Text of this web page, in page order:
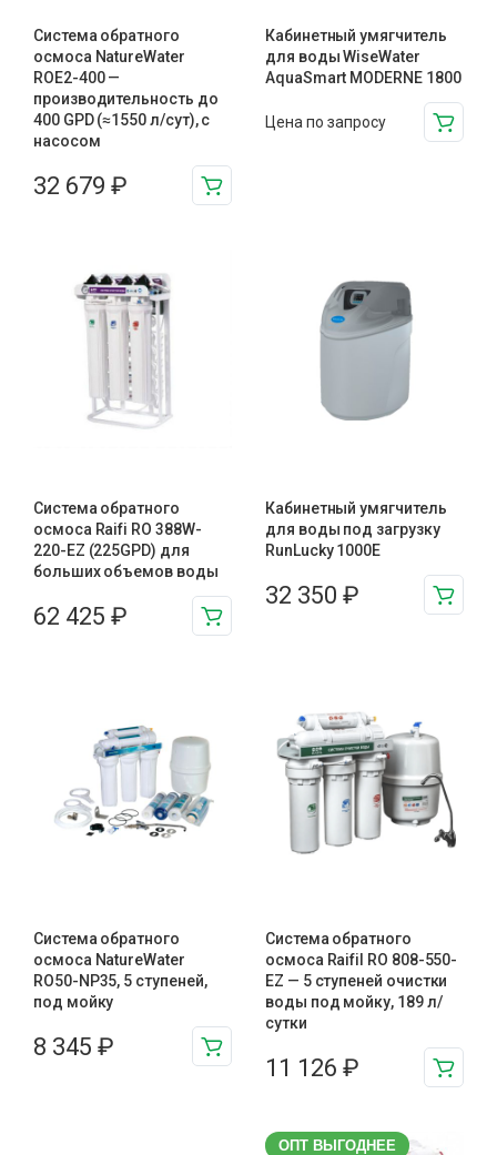
Система обратного
осмоса NatureWater
ROE2-400 —
производительность до
400 GPD (≈1550 л/сут), с
насосом
32 679 ₽
Кабинетный умягчитель
для воды WiseWater
AquaSmart MODERNE 1800
Цена по запросу
Система обратного
осмоса Raifi RO 388W-
220-EZ (225GPD) для
больших объемов воды
62 425 ₽
Кабинетный умягчитель
для воды под загрузку
RunLucky 1000Е
32 350 ₽
Система обратного
осмоса NatureWater
RO50-NP35, 5 ступеней,
под мойку
8 345 ₽
Система обратного
осмоса Raifil RO 808-550-
EZ — 5 ступеней очистки
воды под мойку, 189 л/
сутки
11 126 ₽
ОПТ ВЫГОДНЕЕ